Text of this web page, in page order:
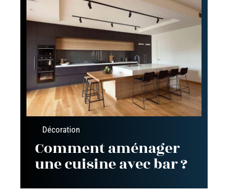
Décoration
Comment aménager
une cuisine avec bar ?